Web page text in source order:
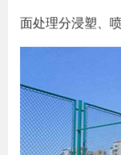
面处理分浸塑、